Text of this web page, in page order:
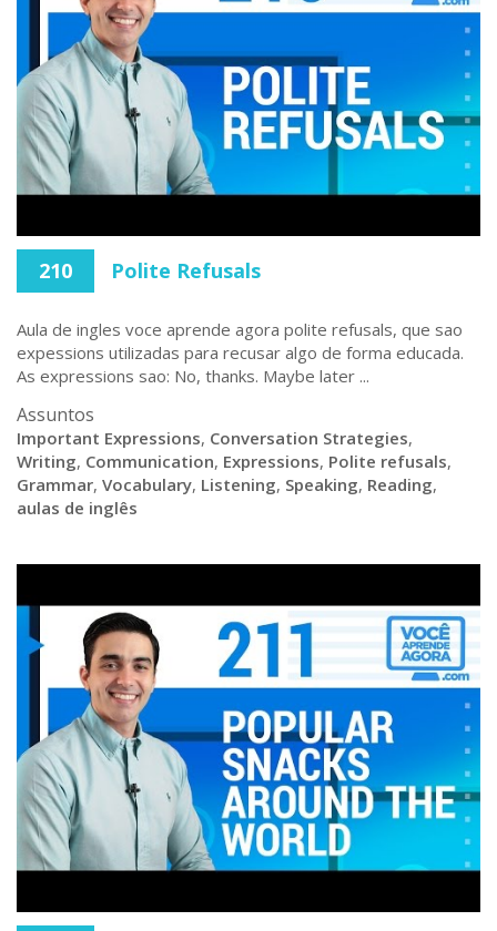
210 Polite Refusals
Aula de ingles voce aprende agora polite refusals, que sao
expessions utilizadas para recusar algo de forma educada.
As expressions sao: No, thanks. Maybe later ...
Assuntos
Important Expressions, Conversation Strategies,
Writing, Communication, Expressions, Polite refusals,
Grammar, Vocabulary, Listening, Speaking, Reading,
aulas de inglês